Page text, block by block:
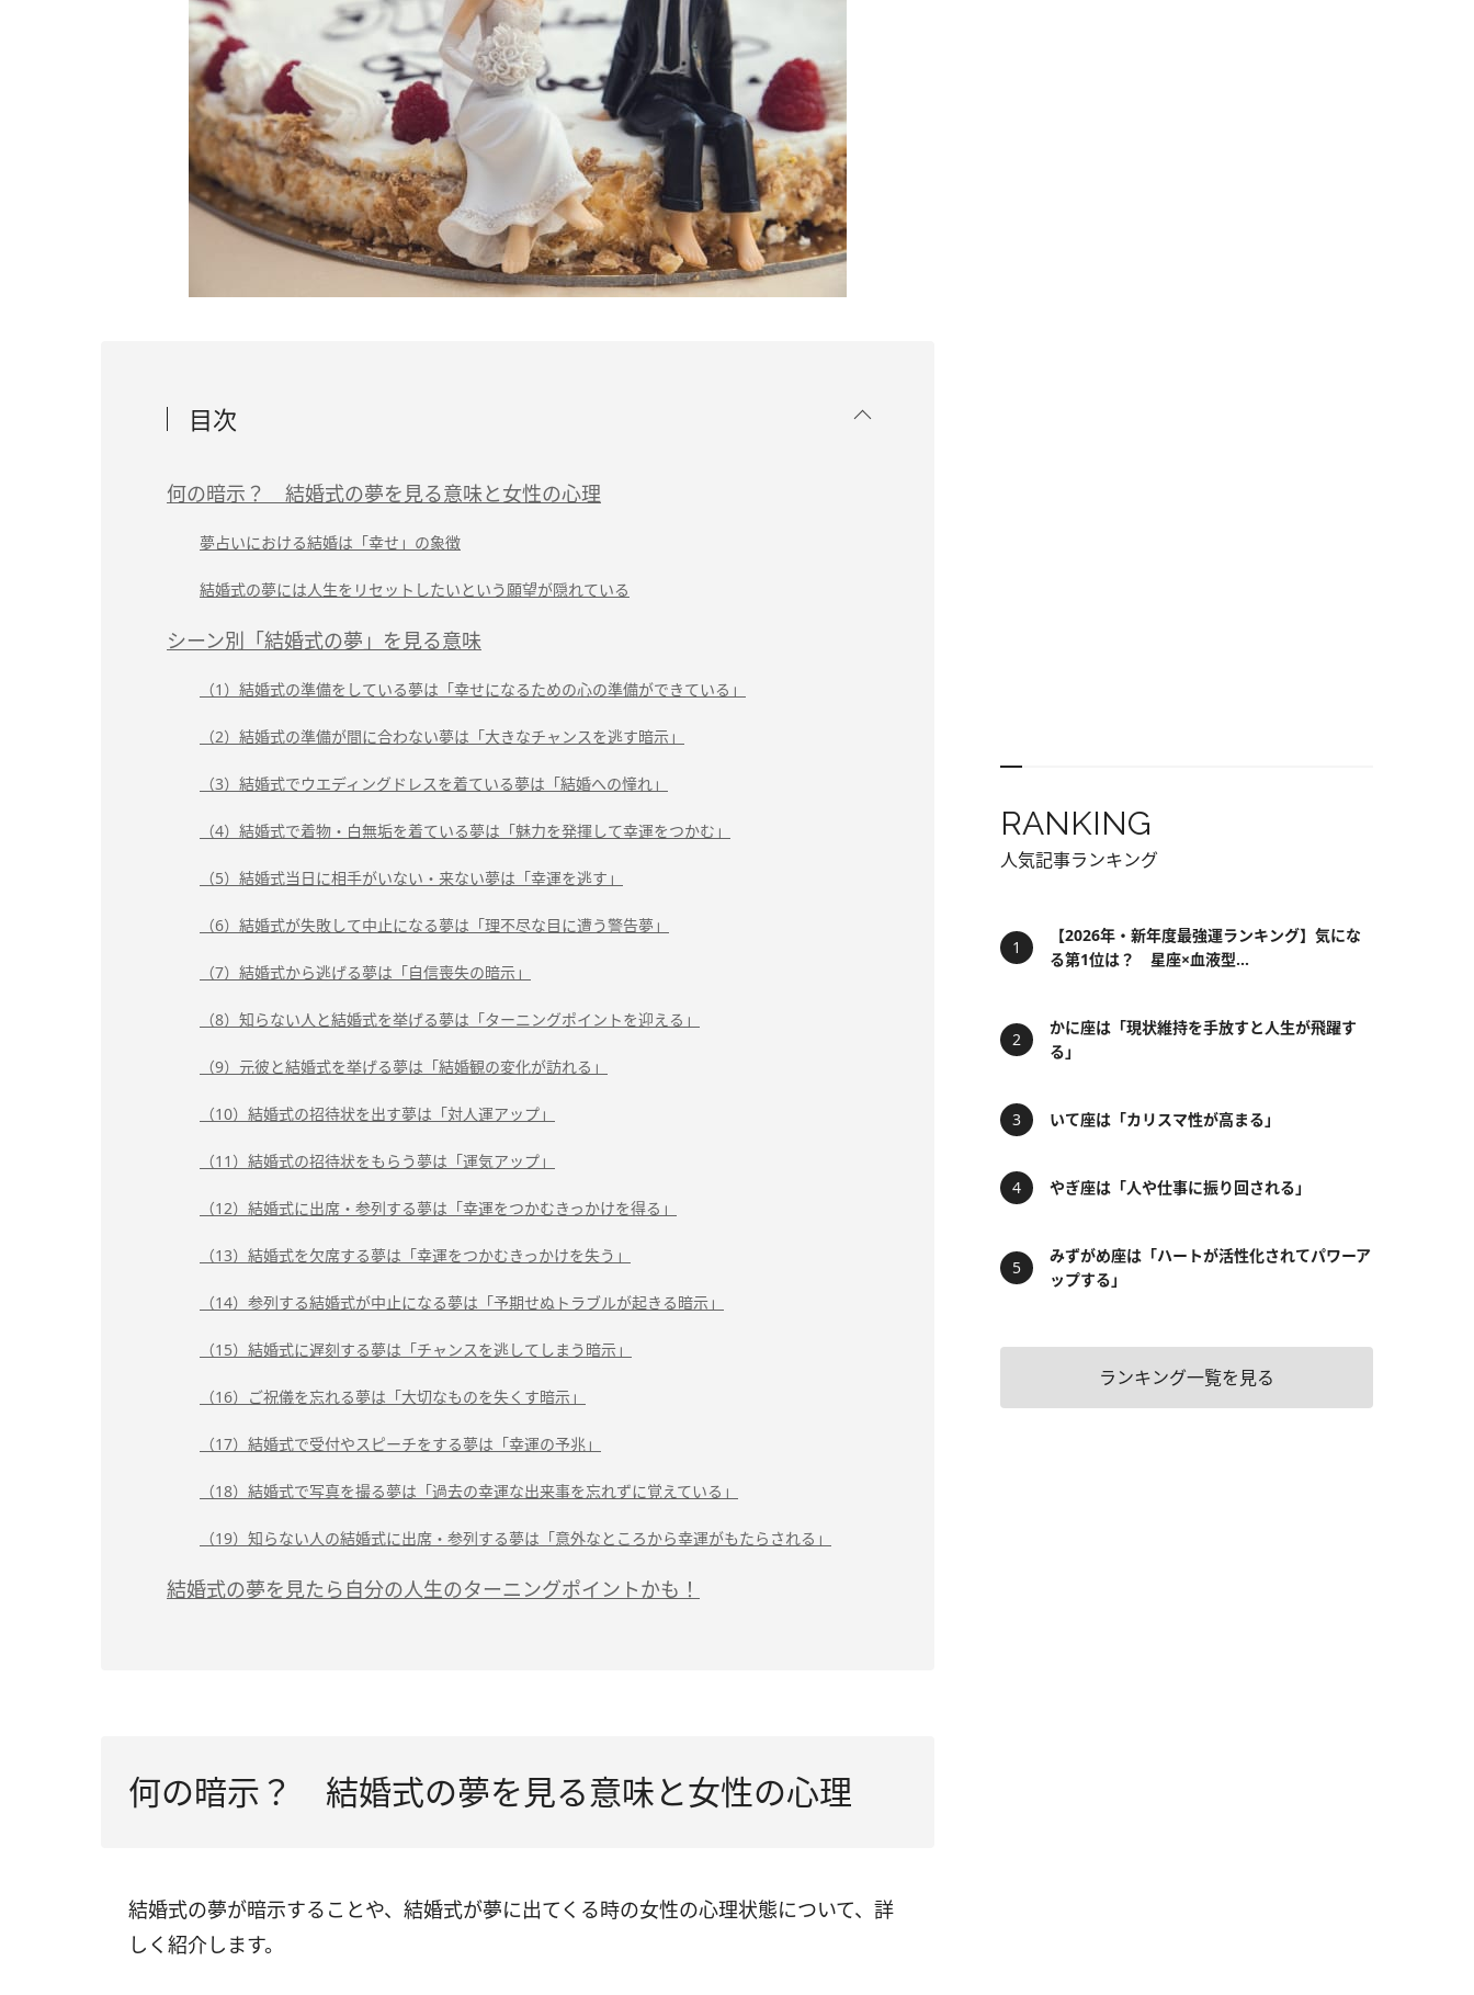
目次
何の暗示？ 結婚式の夢を見る意味と女性の心理
夢占いにおける結婚は「幸せ」の象徴
結婚式の夢には人生をリセットしたいという願望が隠れている
シーン別「結婚式の夢」を見る意味
（1）結婚式の準備をしている夢は「幸せになるための心の準備ができている」
（2）結婚式の準備が間に合わない夢は「大きなチャンスを逃す暗示」
（3）結婚式でウエディングドレスを着ている夢は「結婚への憧れ」
（4）結婚式で着物・白無垢を着ている夢は「魅力を発揮して幸運をつかむ」
（5）結婚式当日に相手がいない・来ない夢は「幸運を逃す」
（6）結婚式が失敗して中止になる夢は「理不尽な目に遭う警告夢」
（7）結婚式から逃げる夢は「自信喪失の暗示」
（8）知らない人と結婚式を挙げる夢は「ターニングポイントを迎える」
（9）元彼と結婚式を挙げる夢は「結婚観の変化が訪れる」
（10）結婚式の招待状を出す夢は「対人運アップ」
（11）結婚式の招待状をもらう夢は「運気アップ」
（12）結婚式に出席・参列する夢は「幸運をつかむきっかけを得る」
（13）結婚式を欠席する夢は「幸運をつかむきっかけを失う」
（14）参列する結婚式が中止になる夢は「予期せぬトラブルが起きる暗示」
（15）結婚式に遅刻する夢は「チャンスを逃してしまう暗示」
（16）ご祝儀を忘れる夢は「大切なものを失くす暗示」
（17）結婚式で受付やスピーチをする夢は「幸運の予兆」
（18）結婚式で写真を撮る夢は「過去の幸運な出来事を忘れずに覚えている」
（19）知らない人の結婚式に出席・参列する夢は「意外なところから幸運がもたらされる」
結婚式の夢を見たら自分の人生のターニングポイントかも！
何の暗示？ 結婚式の夢を見る意味と女性の心理
結婚式の夢が暗示することや、結婚式が夢に出てくる時の女性の心理状態について、詳
しく紹介します。
RANKING
人気記事ランキング
【2026年・新年度最強運ランキング】気にな
る第1位は？ 星座×血液型...
かに座は「現状維持を手放すと人生が飛躍す
る」
いて座は「カリスマ性が高まる」
やぎ座は「人や仕事に振り回される」
みずがめ座は「ハートが活性化されてパワーア
ップする」
ランキング一覧を見る